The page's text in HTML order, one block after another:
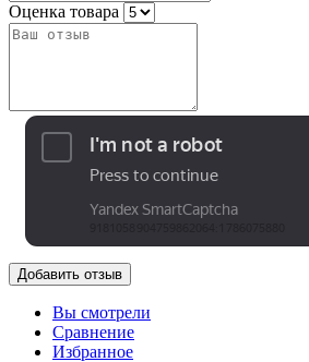
Оценка товара
Добавить отзыв
Вы смотрели
Сравнение
Избранное